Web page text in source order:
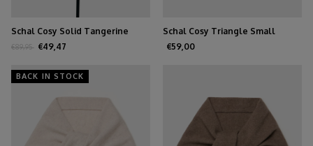
Schal Cosy Solid Tangerine
Tango
€89,95 €49,47
Schal Cosy Triangle Small
Mittelgrau
€59,00
BACK IN STOCK